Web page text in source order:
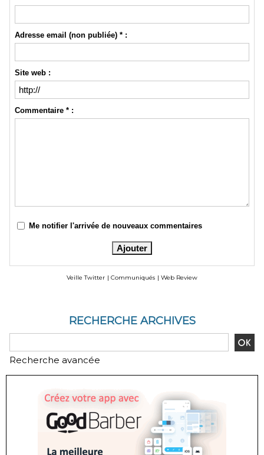
Adresse email (non publiée) * :
Site web :
Commentaire * :
Me notifier l'arrivée de nouveaux commentaires
Veille Twitter | Communiqués | Web Review
RECHERCHE ARCHIVES
Recherche avancée